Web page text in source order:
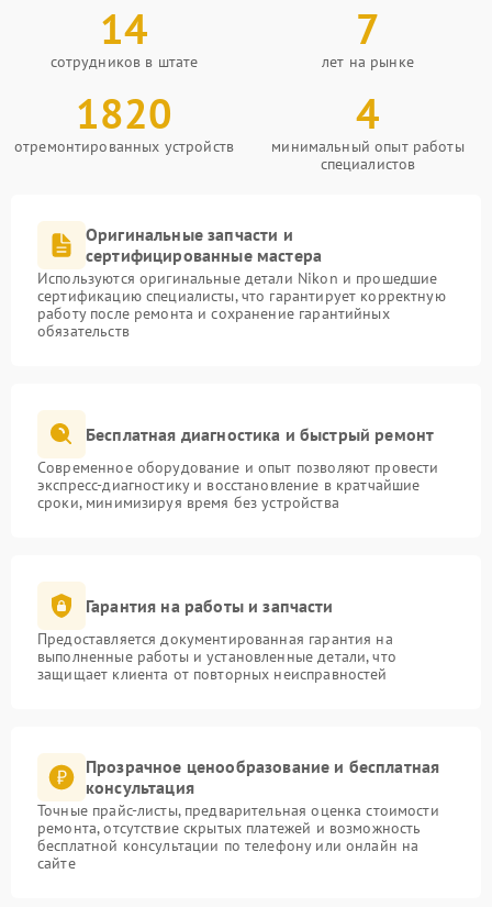
14
сотрудников в штате
7
лет на рынке
1820
отремонтированных устройств
4
минимальный опыт работы
специалистов
Оригинальные запчасти и
сертифицированные мастера
Используются оригинальные детали Nikon и прошедшие
сертификацию специалисты, что гарантирует корректную
работу после ремонта и сохранение гарантийных
обязательств
Бесплатная диагностика и быстрый ремонт
Современное оборудование и опыт позволяют провести
экспресс-диагностику и восстановление в кратчайшие
сроки, минимизируя время без устройства
Гарантия на работы и запчасти
Предоставляется документированная гарантия на
выполненные работы и установленные детали, что
защищает клиента от повторных неисправностей
Прозрачное ценообразование и бесплатная
консультация
Точные прайс-листы, предварительная оценка стоимости
ремонта, отсутствие скрытых платежей и возможность
бесплатной консультации по телефону или онлайн на
сайте